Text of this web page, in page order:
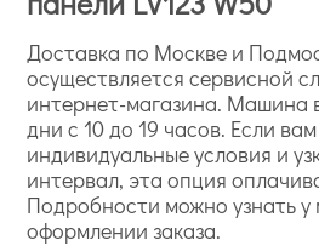
Доставка по Москве и
осуществляется сервисной
интернет-магазина. Машина
дни с 10 до 19 часов. Если
индивидуальные условия и
интервал, эта опция
Подробности можно узнать
оформлении заказа.